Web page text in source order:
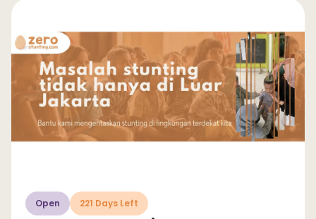
Open 221 Days Left